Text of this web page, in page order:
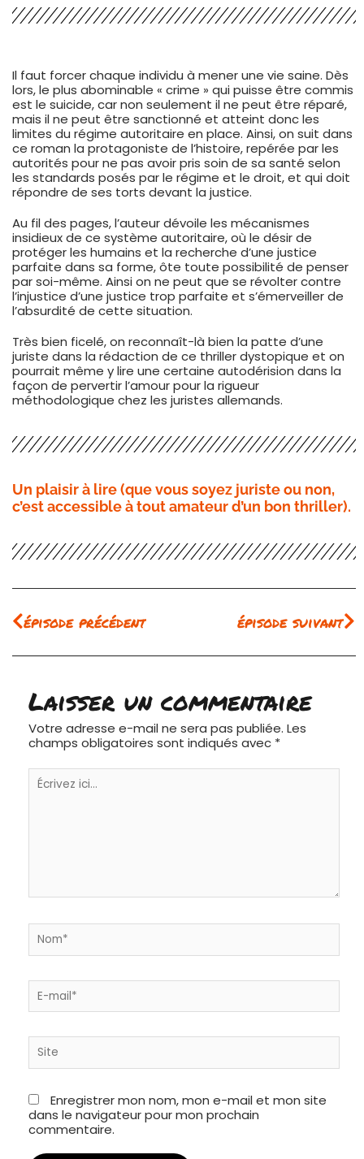
Il faut forcer chaque individu à mener une vie saine. Dès
lors, le plus abominable « crime » qui puisse être commis
est le suicide, car non seulement il ne peut être réparé,
mais il ne peut être sanctionné et atteint donc les
limites du régime autoritaire en place. Ainsi, on suit dans
ce roman la protagoniste de l’histoire, repérée par les
autorités pour ne pas avoir pris soin de sa santé selon
les standards posés par le régime et le droit, et qui doit
répondre de ses torts devant la justice.
Au fil des pages, l’auteur dévoile les mécanismes
insidieux de ce système autoritaire, où le désir de
protéger les humains et la recherche d’une justice
parfaite dans sa forme, ôte toute possibilité de penser
par soi-même. Ainsi on ne peut que se révolter contre
l’injustice d’une justice trop parfaite et s’émerveiller de
l’absurdité de cette situation.
Très bien ficelé, on reconnaît-là bien la patte d’une
juriste dans la rédaction de ce thriller dystopique et on
pourrait même y lire une certaine autodérision dans la
façon de pervertir l’amour pour la rigueur
méthodologique chez les juristes allemands.
Un plaisir à lire (que vous soyez juriste ou non,
c’est accessible à tout amateur d’un bon thriller).
Précédent
épisode précédent épisode suivant
Laisser un commentaire
Votre adresse e-mail ne sera pas publiée. Les
champs obligatoires sont indiqués avec *
Écrivez
ici…
Nom*
E-
mail*
Site
Enregistrer mon nom, mon e-mail et mon site
dans le navigateur pour mon prochain
commentaire.